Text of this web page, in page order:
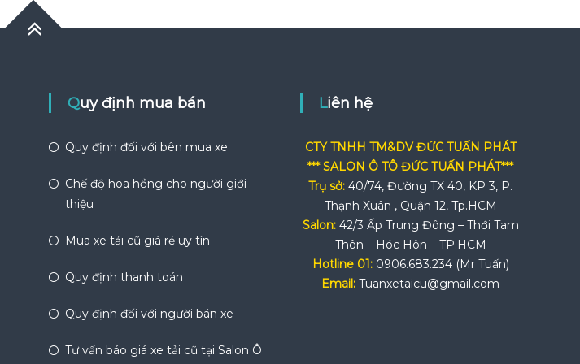
Quy định mua bán
Quy định đối với bên mua xe
Chế độ hoa hồng cho người giới
thiệu
Mua xe tải cũ giá rẻ uy tín
Quy định thanh toán
Quy định đối với người bán xe
Tư vấn báo giá xe tải cũ tại Salon Ô
Liên hệ
CTY TNHH TM&DV ĐỨC TUẤN PHÁT
*** SALON Ô TÔ ĐỨC TUẤN PHÁT***
Trụ sở: 40/74, Đường TX 40, KP 3, P.
Thạnh Xuân , Quận 12, Tp.HCM
Salon: 42/3 Ấp Trung Đông – Thới Tam
Thôn – Hóc Hôn – TP.HCM
Hotline 01: 0906.683.234 (Mr Tuấn)
Email: Tuanxetaicu@gmail.com